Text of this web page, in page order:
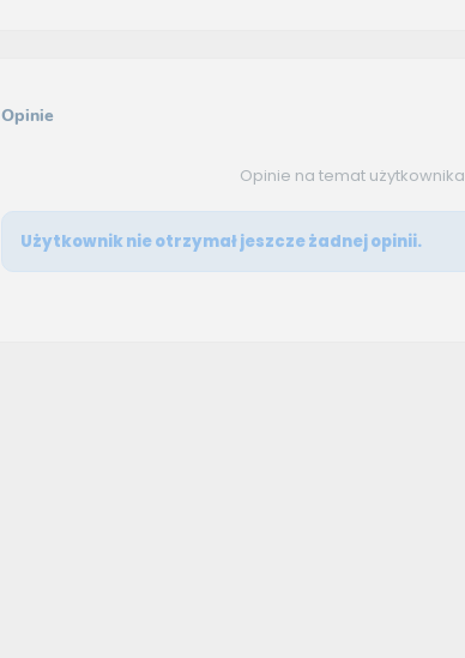
Opinie
Opinie na temat użytkownika
Użytkownik nie otrzymał jeszcze żadnej opinii.